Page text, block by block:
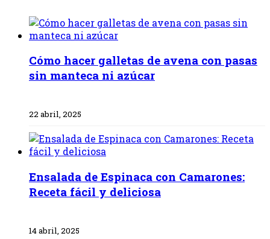
Cómo hacer galletas de avena con pasas
sin manteca ni azúcar
22 abril, 2025
Ensalada de Espinaca con Camarones:
Receta fácil y deliciosa
14 abril, 2025